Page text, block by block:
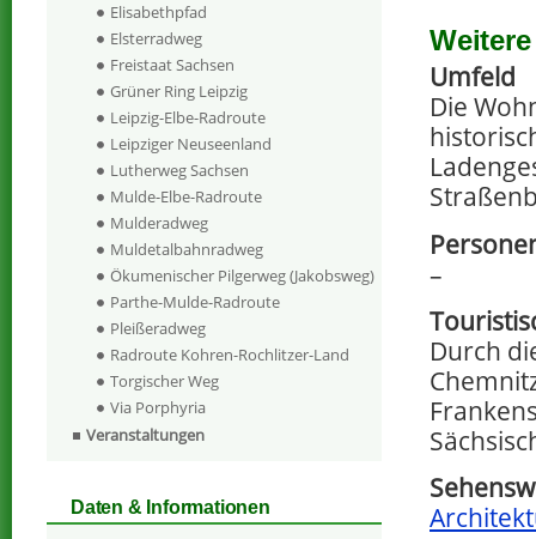
Umfeld
Die
–
Durch
Elisabethpfad
Elsterradweg
Freistaat Sachsen
Grüner Ring Leipzig
Leipzig-Elbe-Radroute
Leipziger Neuseenland
Lutherweg Sachsen
Mulde-Elbe-Radroute
Mulderadweg
Muldetalbahnradweg
Ökumenischer Pilgerweg (Jakobsweg)
Parthe-Mulde-Radroute
Pleißeradweg
Radroute Kohren-Rochlitzer-Land
Torgischer Weg
Via Porphyria
Veranstaltungen
Daten & Informationen